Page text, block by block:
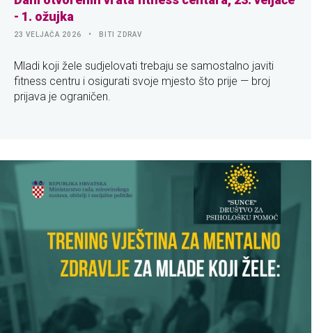
- 1. ožujka
23 VELJAČA 2026 BITI ZDRAV
Mladi koji žele sudjelovati trebaju se samostalno javiti
fitness centru i osigurati svoje mjesto što prije — broj
prijava je ograničen.